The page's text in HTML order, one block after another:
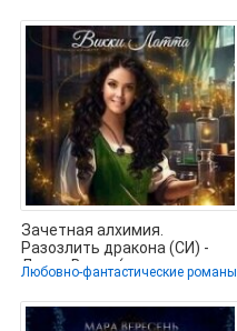
Зачетная алхимия.
Разозлить дракона (СИ) -
Латта Викки (книги
бесплатно без
Любовно-фантастические романы